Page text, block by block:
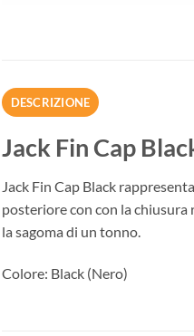
DESCRIZIONE
Jack Fin Cap
Jack Fin Cap Black
posteriore con con la
la sagoma di un tonno.
Colore: Black (Nero)